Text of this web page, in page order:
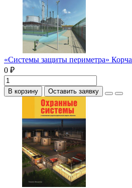
«Системы защиты периметра»
0 ₽
В корзину Оставить заявку